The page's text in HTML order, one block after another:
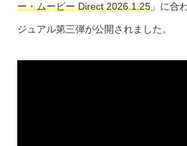
ー・ムービー Direct 2026.1.25」に合
ジュアル第三弾が公開されました。